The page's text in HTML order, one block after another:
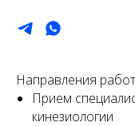
Направления
Прием
кинезиологии